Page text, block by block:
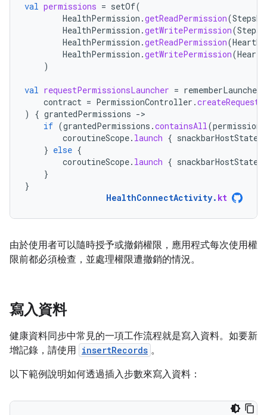
val permissions = setOf(
HealthPermission .getReadPermission(
HealthPermission .getWritePermission(
HealthPermission .getReadPermission(
HealthPermission .getWritePermission(
)
val requestPermissionsLauncher =
contract = PermissionController .
)
{ grantedPermissions -
if (grantedPermissions .containsAll(permissions
coroutineScope. launch { snackbarHostState
} else {
coroutineScope. launch { snackbarHostState
}
}
HealthConnectActivity. kt
由於使用者可以隨時授予或撤銷權限，應用程式每次使用權
限前都必須檢查，並處理權限遭撤銷的情況。
寫入資料
健康資料同步中常見的一項工作流程就是寫入資料。如要新
增記錄，請使用 insertRecords 。
以下範例說明如何透過插入步數來寫入資料：